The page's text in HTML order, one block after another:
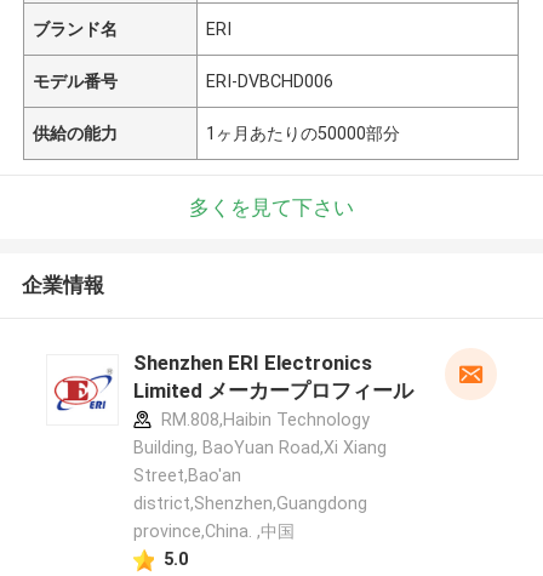
ブランド名 ERI
モデル番号 ERI-DVBCHD006
供給の能力 1ヶ月あたりの50000部分
多くを見て下さい
企業情報
Shenzhen ERI Electronics
Limited メーカープロフィール
RM.808,Haibin Technology
Building, BaoYuan Road,Xi Xiang
Street,Bao'an
district,Shenzhen,Guangdong
province,China. ,中国
5.0